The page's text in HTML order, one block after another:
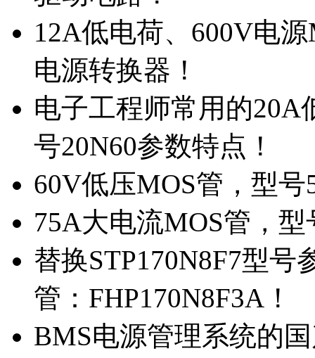
12A低电荷、600V电
电源转换器！
电子工程师常用的20A
号20N60参数特点！
60V低压MOS管，型
75A大电流MOS管，
替换STP170N8F7型
管：FHP170N8F3A！
BMS电源管理系统的